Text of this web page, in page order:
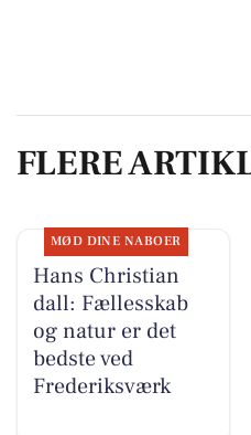
FLERE
MØD DINE NABOER
Hans Christian
dall: Fællesskab
og natur er det
bedste ved
Frederiksværk